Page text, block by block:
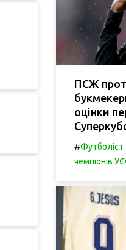
ПСЖ
оцінки
#Футболіст
чемпіонів